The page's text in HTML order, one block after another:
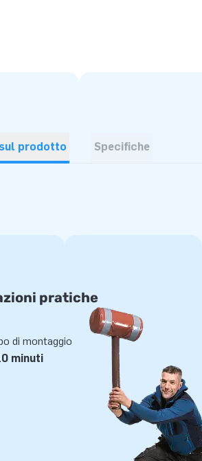
prodotto Specifiche
pratiche
di montaggio
minuti